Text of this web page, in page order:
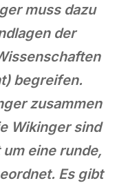
muss dazu
der
begreifen.
zusammen
Wikinger sind
eine runde,
Es gibt